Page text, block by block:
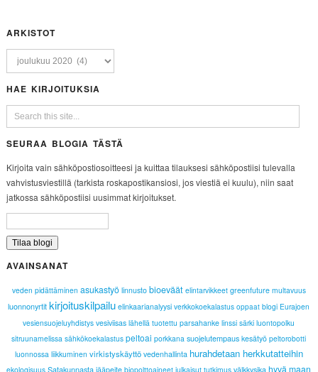
ARKISTOT
HAE KIRJOITUKSIA
SEURAA BLOGIA TÄSTÄ
Kirjoita vain sähköpostiosoitteesi ja kuittaa tilauksesi sähköpostiisi tulevalla
vahvistusviestillä (tarkista roskapostikansiosi, jos viestiä ei kuulu), niin saat
jatkossa sähköpostiisi uusimmat kirjoitukset.
AVAINSANAT
veden pidättäminen asukastyö linnusto bioeväät elintarvikkeet greenfuture multavuus
luonnonyrtit kirjoituskilpailu elinkaarianalyysi verkkokoekalastus oppaat blogi Eurajoen
vesiensuojeluyhdistys vesiviisas lähellä tuotettu parsahanke linssi särki luontopolku
sitruunamelissa sähkökoekalastus peltoai porkkana suojelutempaus kesätyö peltorobotti
luonnossa liikkuminen virkistyskäyttö vedenhallinta hurahdetaan herkkutatteihin
ekologisuus Satakunnasta jääpeite biopolttoaineet julkaisut tutkimus välkkysika hyvä maan